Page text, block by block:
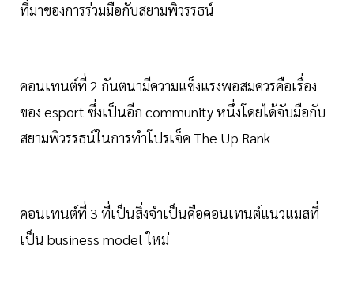
ที่มาของการร่วมมือกับสยามพิวรรธน์
คอนเทนต์ที่ 2 กันตนามีความแข็งแรงพอสมควรคือเรื่อง
ของ esport ซึ่งเป็นอีก community หนึ่งโดยได้จับมือกับ
สยามพิวรรธน์ในการทำโปรเจ็ค The Up Rank
คอนเทนต์ที่ 3 ที่เป็นสิ่งจำเป็นคือคอนเทนต์แนวแมสที่
เป็น business model ใหม่